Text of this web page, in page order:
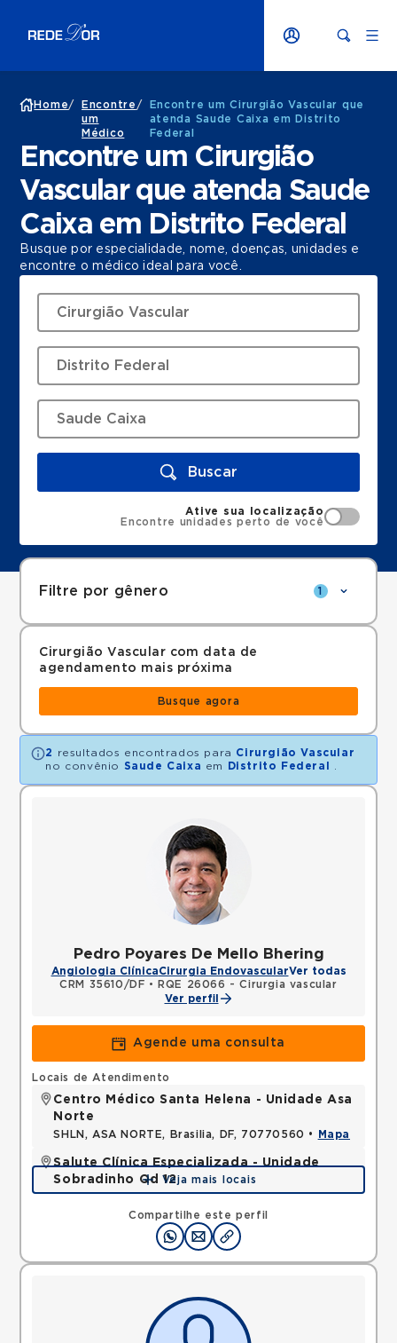
Home/
Encontre
um
Médico
/
Encontre um Cirurgião Vascular que
atenda Saude Caixa em Distrito
Federal
Encontre um Cirurgião
Vascular que atenda Saude
Caixa em Distrito Federal
Busque por especialidade, nome, doenças, unidades e
encontre o médico ideal para você.
Buscar
Ative sua localização
Encontre unidades perto de você
Filtre por gênero 1
Cirurgião Vascular com data de
agendamento mais próxima
Busque agora
2 resultados encontrados para Cirurgião Vascular
no convênio
Saude Caixa em Distrito Federal
Pedro Poyares De Mello Bhering
Angiologia ClínicaCirurgia EndovascularVer todas
CRM 35610/DF •
RQE 26066 - Cirurgia vascular
Ver perfil
Agende uma consulta
Compartilhe este perfil
Locais de Atendimento
Centro Médico Santa Helena - Unidade Asa
Norte
SHLN, ASA NORTE, Brasilia, DF, 70770560 • Mapa
Salute Clínica Especializada - Unidade
Sobradinho Qd 12
QUADRA, SOBRADINHO, Brasilia, DF, 73010120 •
Veja mais locais